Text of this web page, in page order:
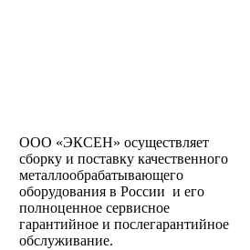
ООО «ЭКСЕН» осуществляет
сборку и поставку качественного
металлообрабатывающего
оборудования в России и его
полноценное сервисное
гарантийное и послегарантийное
обслуживание.